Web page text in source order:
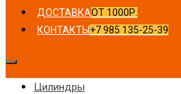
ДОСТАВКАОТ 1000Р.
КОНТАКТЫ +7 985 135-25-39
Цилиндры